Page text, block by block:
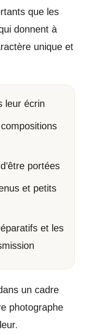
que les
donnent à
unique et
leur écrin
portées
et petits
et les
un cadre
photographe